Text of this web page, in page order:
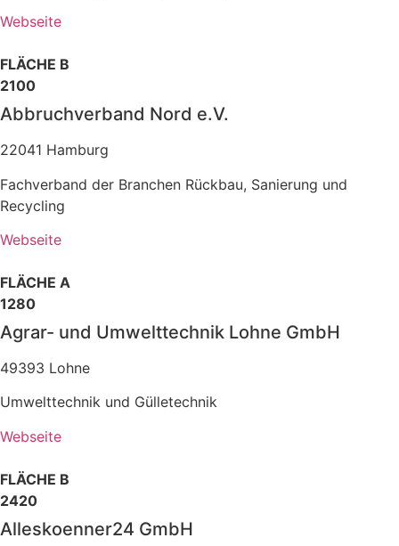
Webseite
FLÄCHE B
2100
Abbruchverband Nord e.V.
22041 Hamburg
Fachverband der Branchen Rückbau, Sanierung und
Recycling
Webseite
FLÄCHE A
1280
Agrar- und Umwelttechnik Lohne GmbH
49393 Lohne
Umwelttechnik und Gülletechnik
Webseite
FLÄCHE B
2420
Alleskoenner24 GmbH